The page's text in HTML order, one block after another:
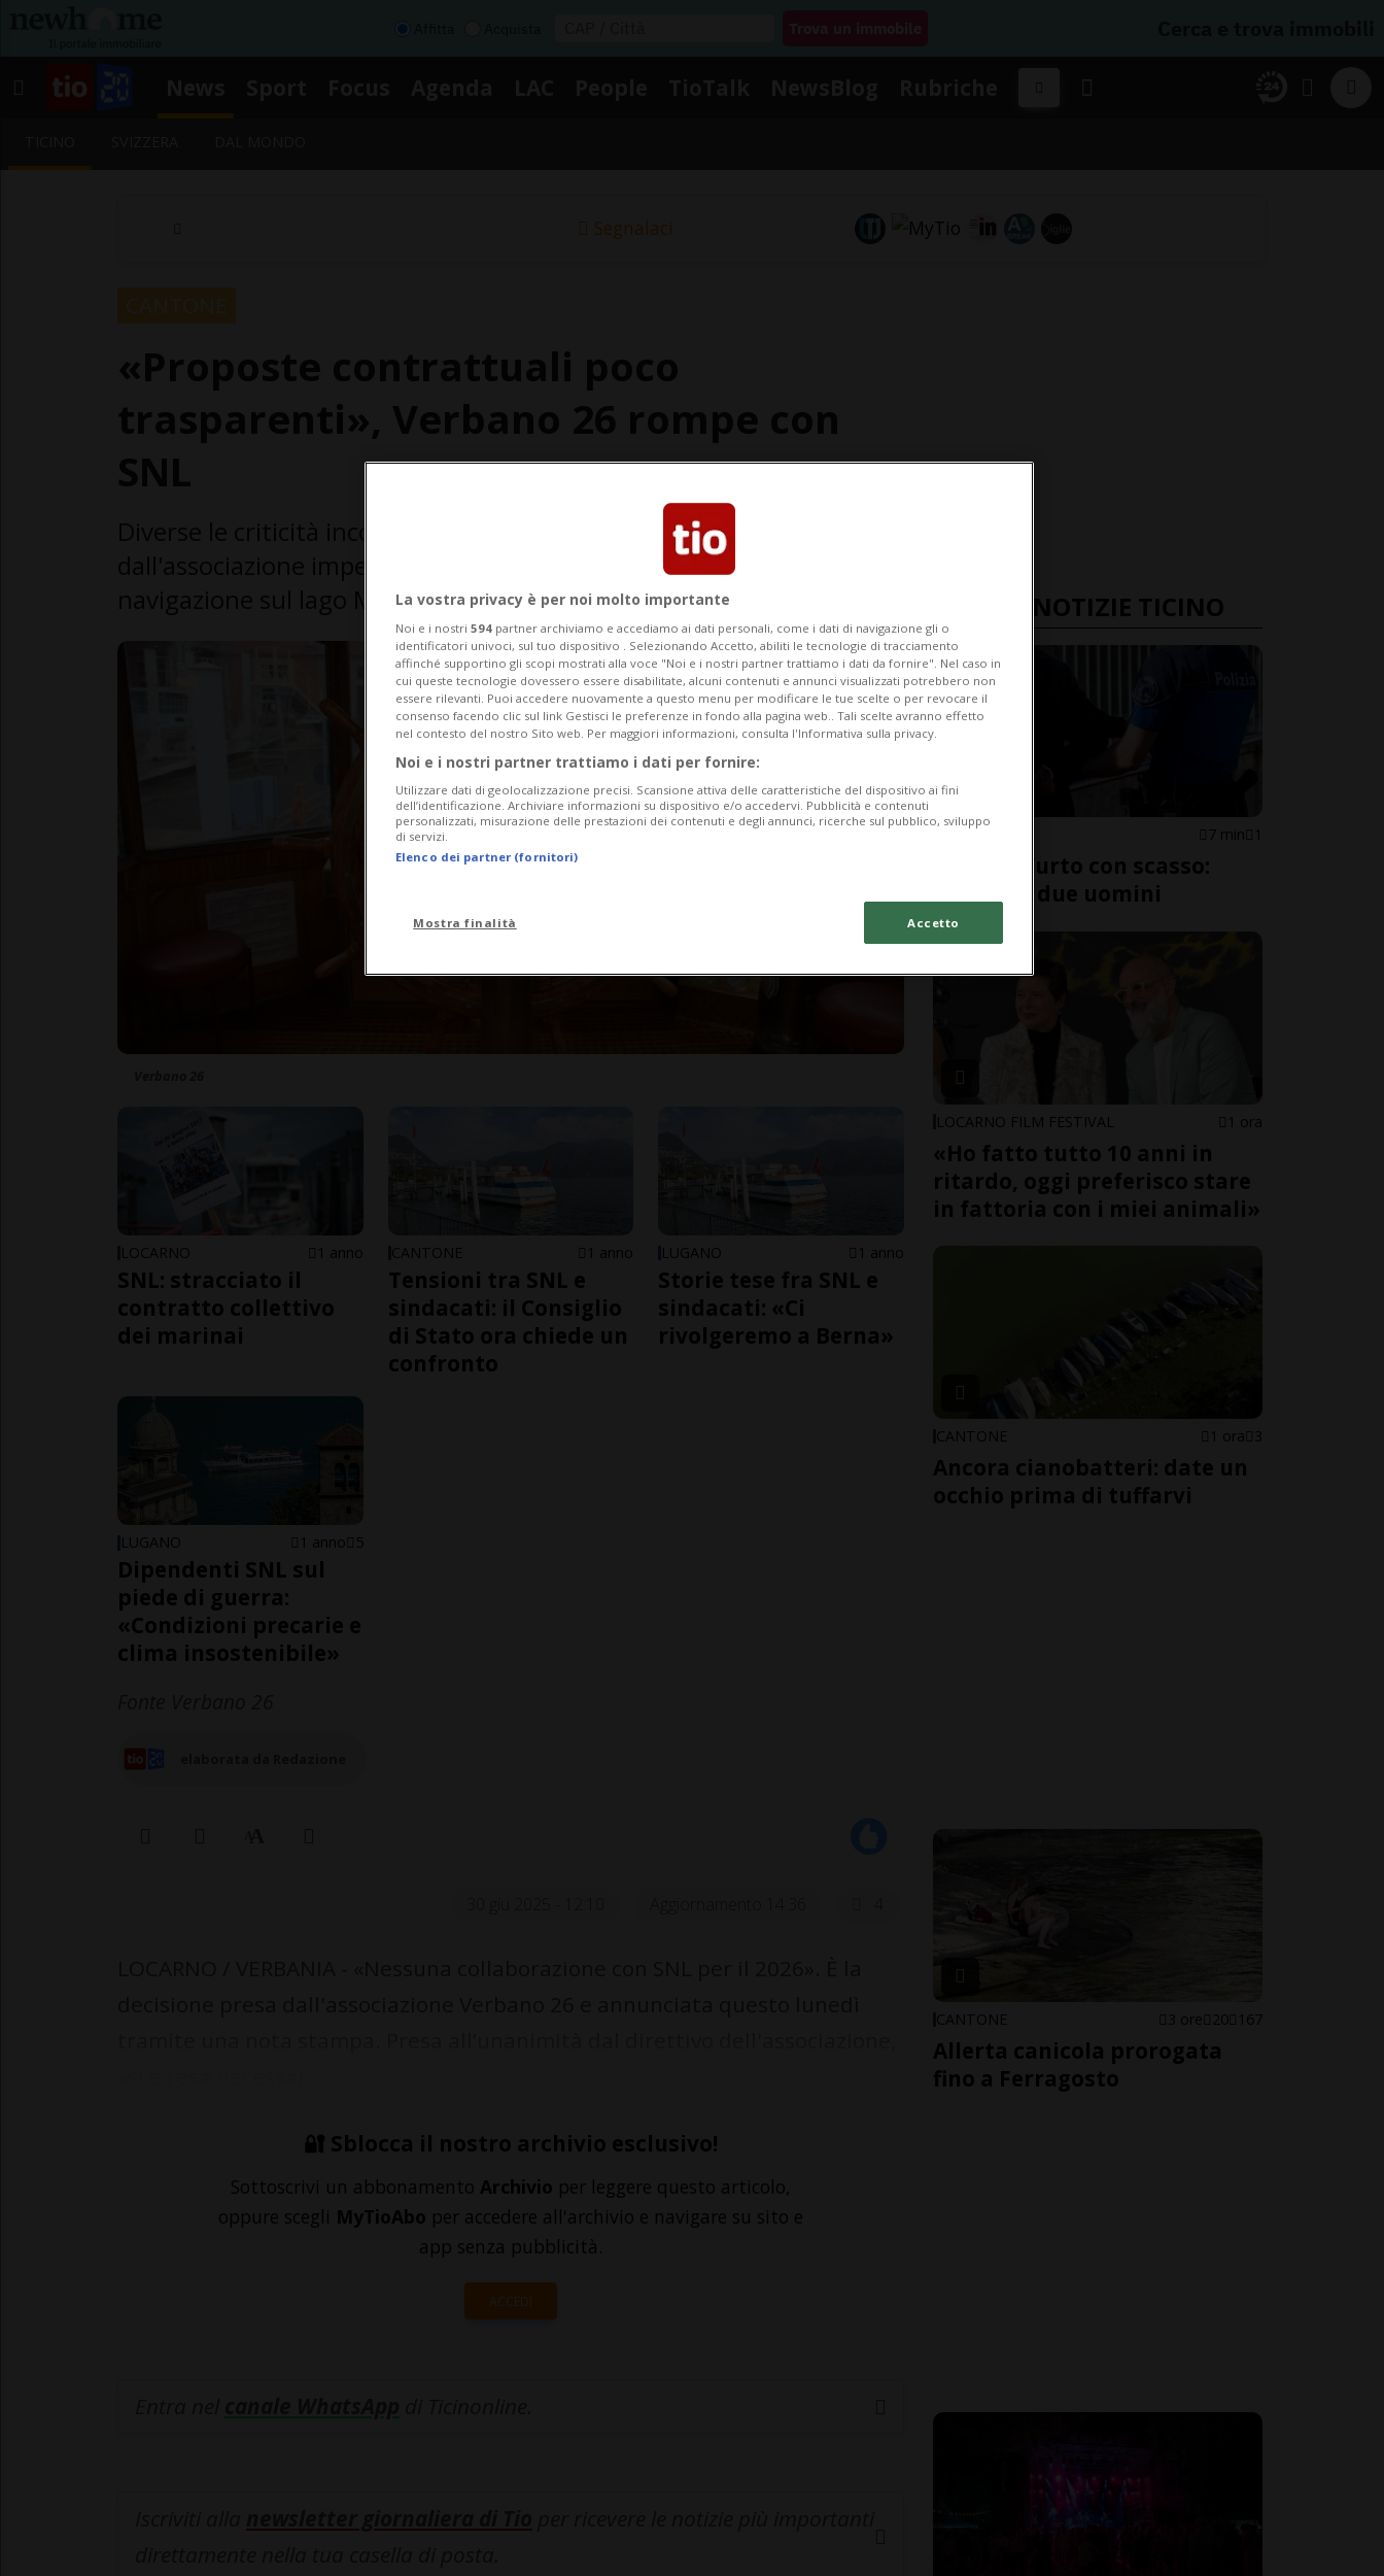
Segnalaci
Diverse le criticità incontrate: la decisione presa all’unanimità
dall'associazione impegnata nella celebrazione dei 200 anni di
navigazione sul lago Maggiore
LOCARNO 1 anno
SNL: stracciato il
contratto collettivo
dei marinai
CANTONE 1 anno
Tensioni tra SNL e
sindacati: il Consiglio
di Stato ora chiede un
confronto
LUGANO 1 anno
Storie tese fra SNL e
sindacati: «Ci
rivolgeremo a Berna»
LUGANO 1 anno 5
Dipendenti SNL sul
piede di guerra:
«Condizioni precarie e
clima insostenibile»
🔐 Sblocca il nostro archivio esclusivo!
Sottoscrivi un abbonamento Archivio per leggere questo articolo,
oppure scegli MyTioAbo per accedere all'archivio e navigare su sito e
app senza pubblicità.
ACCEDI
ULTIME NOTIZIE TICINO
LUGANO 7 min 1
Tentato furto con scasso:
arrestati due uomini
LOCARNO FILM FESTIVAL 1 ora
«Ho fatto tutto 10 anni in
ritardo, oggi preferisco stare
in fattoria con i miei animali»
CANTONE 1 ora 3
Ancora cianobatteri: date un
occhio prima di tuffarvi
CANTONE 3 ore 20 167
Allerta canicola prorogata
fino a Ferragosto
La vostra privacy è per noi molto importante
Noi e i nostri 594 partner archiviamo e accediamo ai dati personali, come i dati di navigazione gli o
identificatori univoci, sul tuo dispositivo . Selezionando Accetto, abiliti le tecnologie di tracciamento
affinché supportino gli scopi mostrati alla voce "Noi e i nostri partner trattiamo i dati da fornire". Nel caso in
cui queste tecnologie dovessero essere disabilitate, alcuni contenuti e annunci visualizzati potrebbero non
essere rilevanti. Puoi accedere nuovamente a questo menu per modificare le tue scelte o per revocare il
consenso facendo clic sul link Gestisci le preferenze in fondo alla pagina web.. Tali scelte avranno effetto
nel contesto del nostro Sito web. Per maggiori informazioni, consulta l'Informativa sulla privacy.
Noi e i nostri partner trattiamo i dati per fornire:
Utilizzare dati di geolocalizzazione precisi. Scansione attiva delle caratteristiche del dispositivo ai fini
dell’identificazione. Archiviare informazioni su dispositivo e/o accedervi. Pubblicità e contenuti
personalizzati, misurazione delle prestazioni dei contenuti e degli annunci, ricerche sul pubblico, sviluppo
di servizi.
Elenco dei partner (fornitori)
Mostra finalità Accetto